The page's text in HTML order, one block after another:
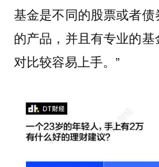
基金是不同的股票或者
的产品，并且有专业的
对比较容易上手。”